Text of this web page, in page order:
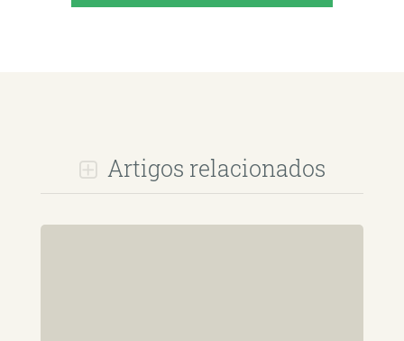
Artigos relacionados